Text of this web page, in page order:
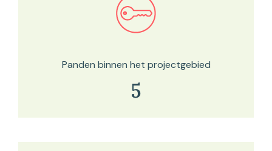
Bekijk in onze kaartviewer
Panden binnen het projectgebied
5